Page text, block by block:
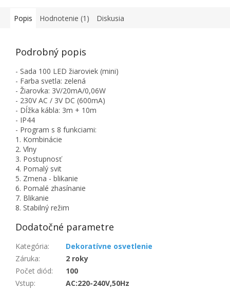
Popis Hodnotenie (1) Diskusia
Podrobný popis
- Sada 100 LED žiaroviek (mini)
- Farba svetla: zelená
- Žiarovka: 3V/20mA/0,06W
- 230V AC / 3V DC (600mA)
- Dĺžka kábla: 3m + 10m
- IP44
- Program s 8 funkciami:
1. Kombinácie
2. Vlny
3. Postupnosť
4. Pomalý svit
5. Zmena - blikanie
6. Pomalé zhasínanie
7. Blikanie
8. Stabilný režim
Dodatočné parametre
Kategória:
Dekoratívne osvetlenie
Záruka:
2 roky
Počet diód:
100
Vstup:
AC:220-240V,50Hz